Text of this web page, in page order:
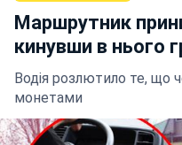
Маршрутник
кинувши в нього
Водія розлютило те, що
монетами